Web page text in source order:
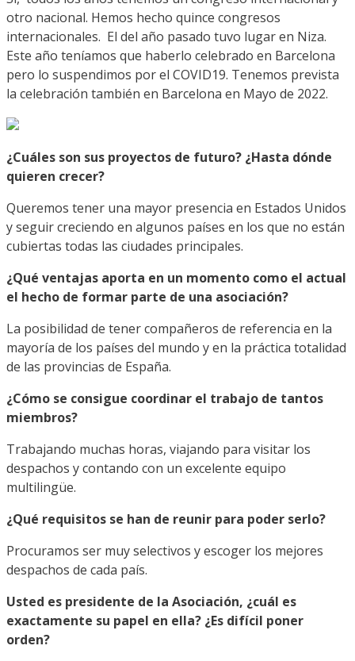
otro nacional. Hemos hecho quince congresos
internacionales. El del año pasado tuvo lugar en Niza.
Este año teníamos que haberlo celebrado en Barcelona
pero lo suspendimos por el COVID19. Tenemos prevista
la celebración también en Barcelona en Mayo de 2022.
¿Cuáles son sus proyectos de futuro? ¿Hasta dónde
quieren crecer?
Queremos tener una mayor presencia en Estados Unidos
y seguir creciendo en algunos países en los que no están
cubiertas todas las ciudades principales.
¿Qué ventajas aporta en un momento como el actual
el hecho de formar parte de una asociación?
La posibilidad de tener compañeros de referencia en la
mayoría de los países del mundo y en la práctica totalidad
de las provincias de España.
¿Cómo se consigue coordinar el trabajo de tantos
miembros?
Trabajando muchas horas, viajando para visitar los
despachos y contando con un excelente equipo
multilingüe.
¿Qué requisitos se han de reunir para poder serlo?
Procuramos ser muy selectivos y escoger los mejores
despachos de cada país.
Usted es presidente de la Asociación, ¿cuál es
exactamente su papel en ella? ¿Es difícil poner
orden?